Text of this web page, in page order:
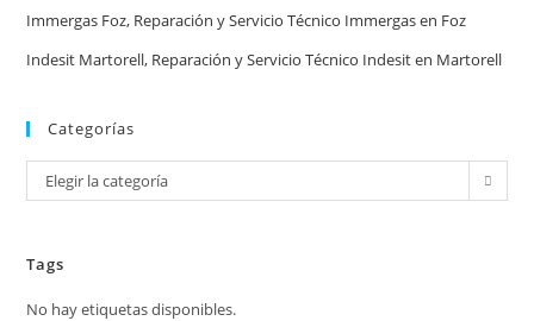
Immergas Foz, Reparación y Servicio Técnico Immergas en Foz
Indesit Martorell, Reparación y Servicio Técnico Indesit en Martorell
Categorías
Categorías
Elegir la categoría
Tags
No hay etiquetas disponibles.